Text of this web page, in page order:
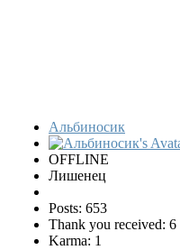
Альбиносик
OFFLINE
Лишенец
Posts: 653
Thank you received: 6
Karma: 1